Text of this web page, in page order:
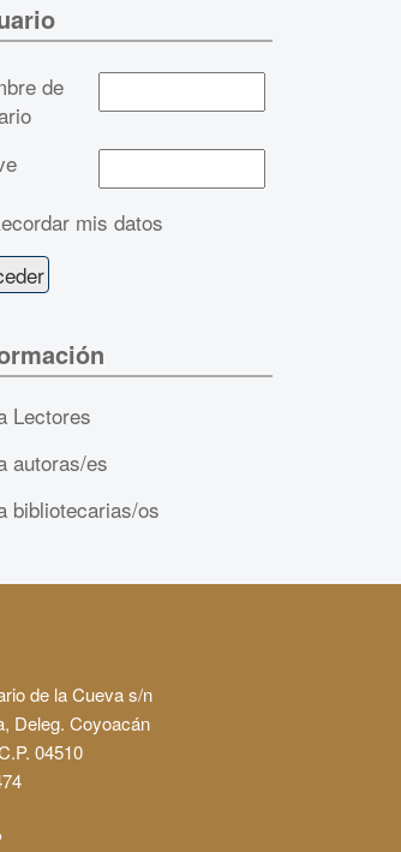
de
mis datos
Lectores
autoras/es
bibliotecarias/os
de la Cueva s/n
Deleg. Coyoacán
04510